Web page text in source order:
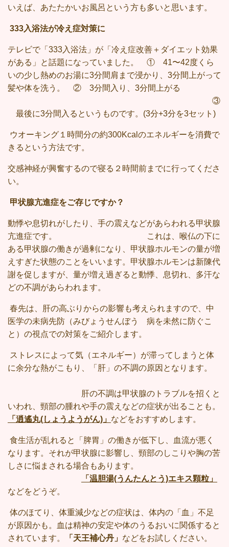
いえば、あたたかいお風呂という方も多いと思います。
333入浴法が冷え症対策に
テレビで「 333入浴法」が「冷え症改善＋ダイエット効果
がある」と話題になっていました。 ① 41〜42度くら
いの少し熱めのお湯に3分間肩まで浸かり、 3分間上がって
髪や体を洗う。
② 3分間入り、3分間上がる
③
最後に3分間入るというものです。(3分+3分を3セット)
ウオーキング１時間分の約300Kcalのエネルギーを消費で
きるという方法です。
交感神経が興奮するので寝る２時間前までに行ってくださ
い。
甲状腺亢進症をご存じですか？
動悸や息切れがしたり、手の震えなどがあらわれる甲状腺
亢進症です。 これは、喉仏の下に
ある甲状腺の働きが過剰になり、甲状腺ホルモンの量が増
えすぎた状態のことをいいます。甲状腺ホルモンは新陳代
謝を促しますが、量が増え過ぎると動悸、息切れ、多汗な
どの不調があらわれます。
春先は、肝の高ぶりからの影響も考えられますので、中
医学の未病先防（みびょうせんぼう 病を未然に防ぐこ
と）の視点での対策をご紹介します。
ストレスによって気（エネルギー）が滞ってしまうと体
に余分な熱がこもり、「肝」の不調の原因となります。
肝の不調は甲状腺のトラブルを招くと
いわれ、頸部の腫れや手の震えなどの症状が出ることも。
「逍遙丸(しょうようがん)」 などをおすすめします。
食生活が乱れると「脾胃」の働きが低下し、血流が悪く
なります。それが甲状腺に影響し、頸部のしこりや胸の苦
しさに悩まされる場合もあります。
「温胆湯(うんたんとう)エキス顆粒」
などをどうぞ。
体のほてり、体重減少などの症状は、体内の「血」不足
が原因かも。血は精神の安定や体のうるおいに関係すると
されています。
「天王補心丹」 などをお試しください。